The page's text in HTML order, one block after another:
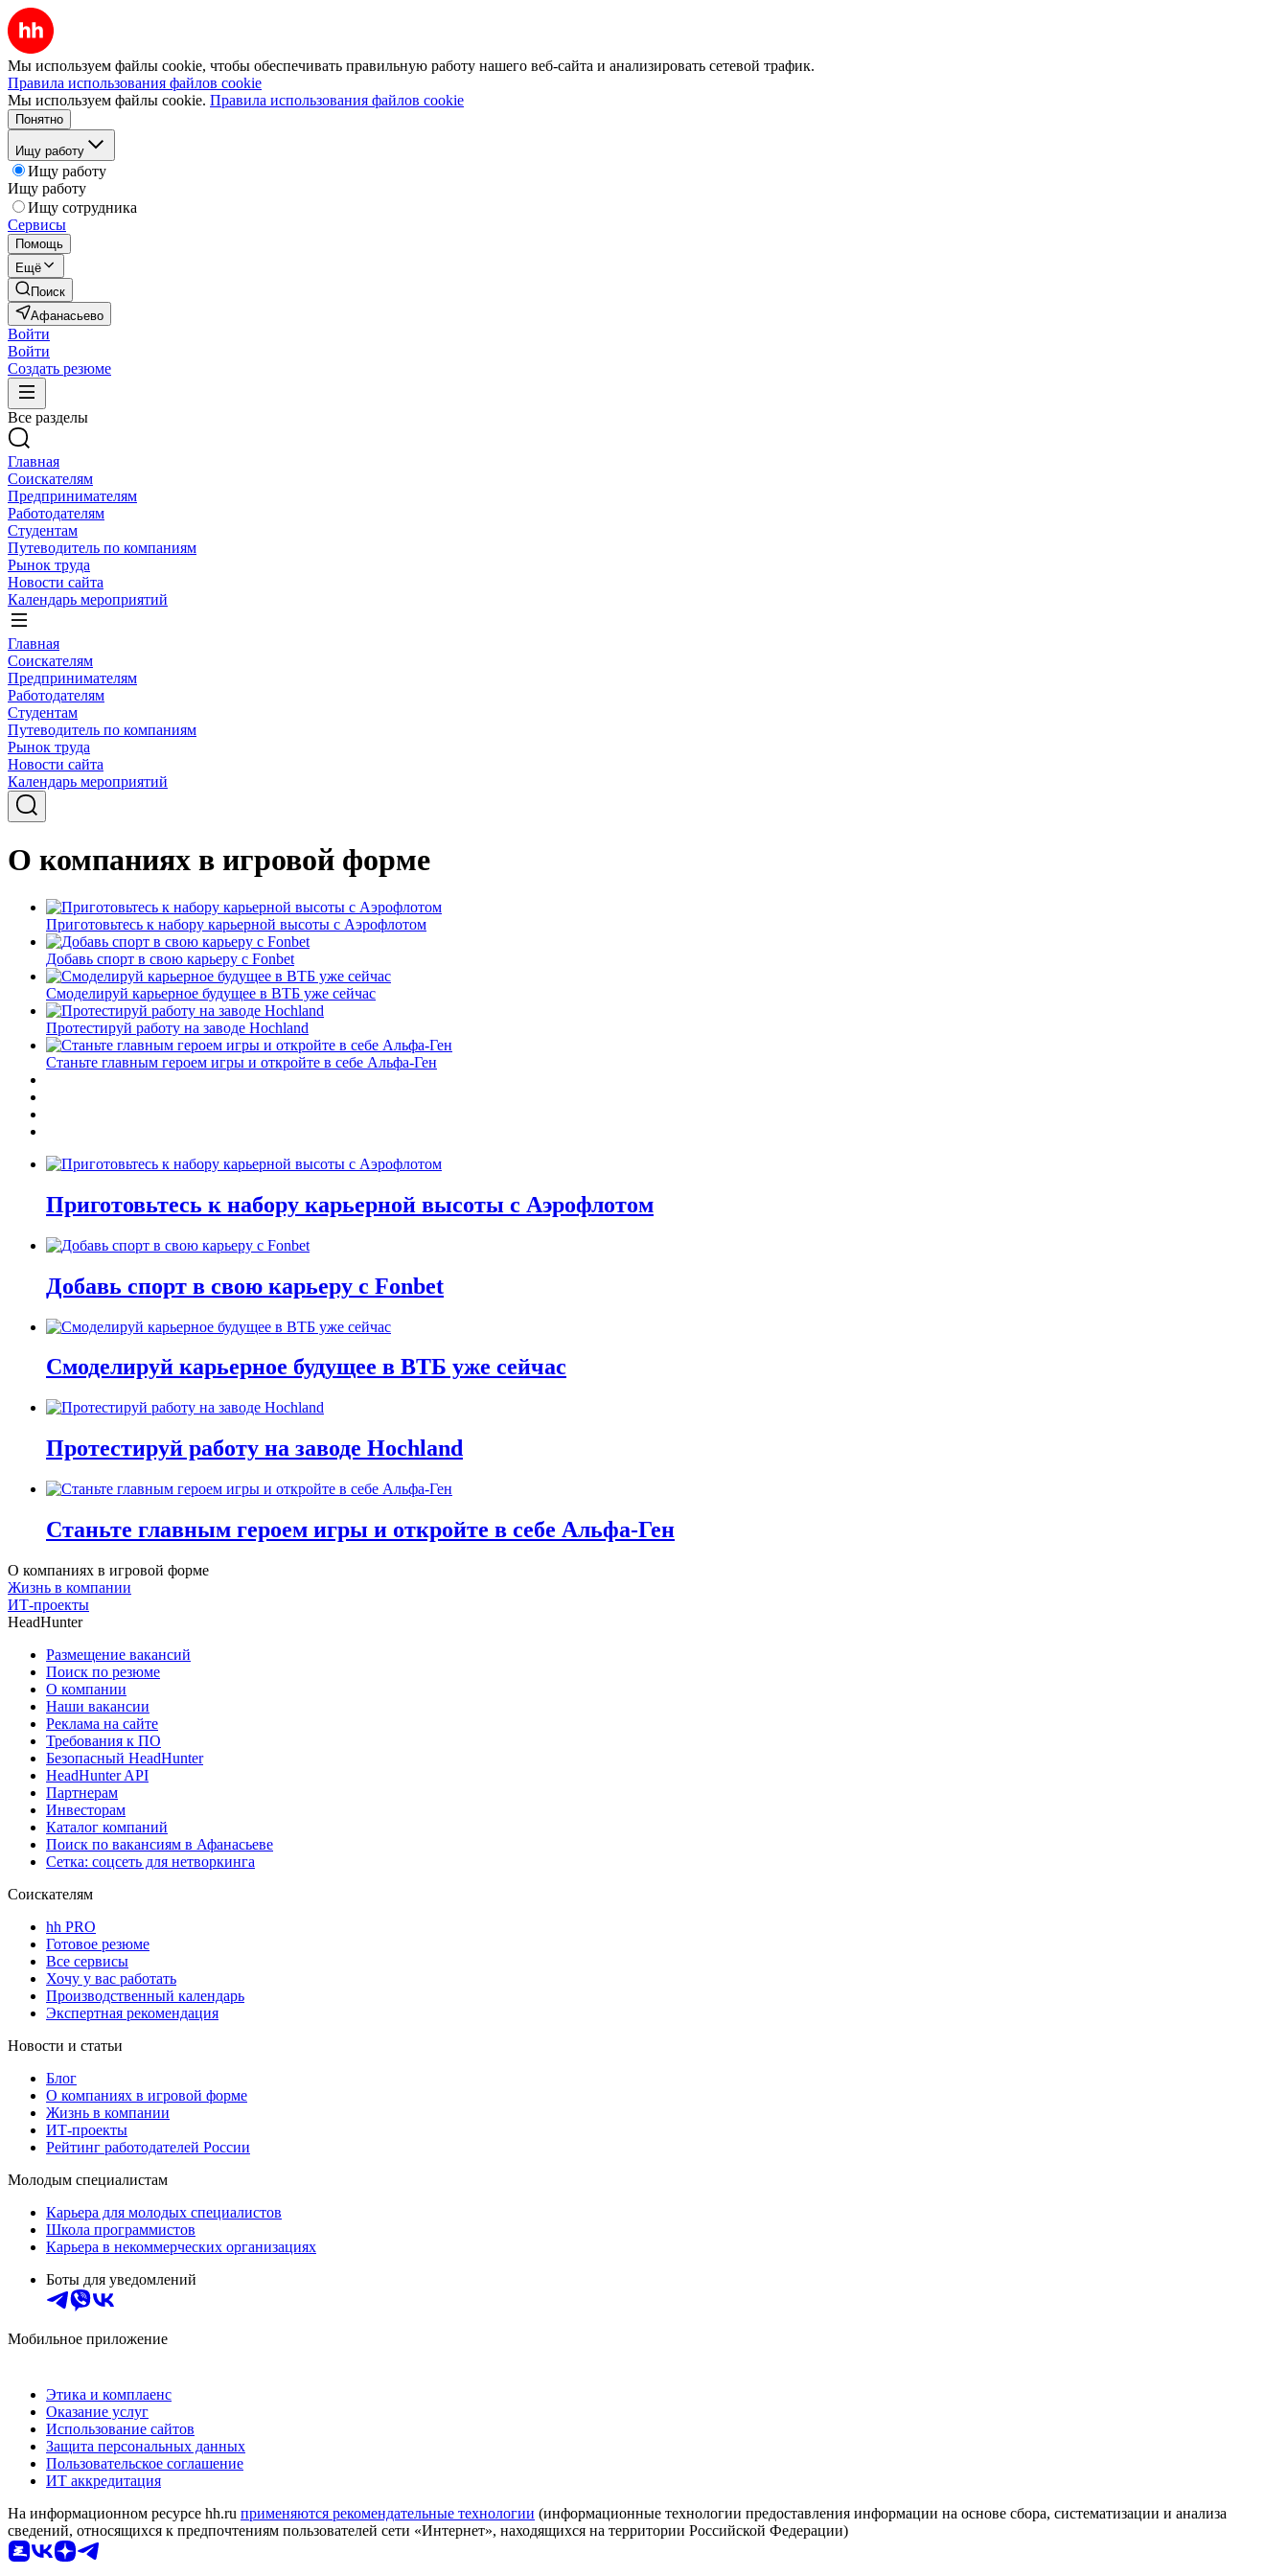
Мы используем файлы cookie, чтобы обеспечивать правильную работу нашего веб-сайта и анализировать сетевой трафик.
Правила использования файлов cookie
Мы используем файлы cookie. Правила использования файлов cookie
Понятно
Ищу работу
Ищу работу
Ищу работу
Ищу сотрудника
Сервисы
Помощь
Ещё
Поиск
Афанасьево
Войти
Войти
Создать резюме
Все разделы
Главная
Соискателям
Предпринимателям
Работодателям
Студентам
Путеводитель по компаниям
Рынок труда
Новости сайта
Календарь мероприятий
Главная
Соискателям
Предпринимателям
Работодателям
Студентам
Путеводитель по компаниям
Рынок труда
Новости сайта
Календарь мероприятий
О компаниях в игровой форме
Приготовьтесь к набору карьерной высоты с Аэрофлотом
Добавь спорт в свою карьеру с Fonbet
Смоделируй карьерное будущее в ВТБ уже сейчас
Протестируй работу на заводе Hochland
Станьте главным героем игры и откройте в себе Альфа-Ген
Приготовьтесь к набору карьерной высоты с Аэрофлотом
Добавь спорт в свою карьеру с Fonbet
Смоделируй карьерное будущее в ВТБ уже сейчас
Протестируй работу на заводе Hochland
Станьте главным героем игры и откройте в себе Альфа-Ген
О компаниях в игровой форме
Жизнь в компании
ИТ-проекты
HeadHunter
Размещение вакансий
Поиск по резюме
О компании
Наши вакансии
Реклама на сайте
Требования к ПО
Безопасный HeadHunter
HeadHunter API
Партнерам
Инвесторам
Каталог компаний
Поиск по вакансиям в Афанасьеве
Сетка: соцсеть для нетворкинга
Соискателям
hh PRO
Готовое резюме
Все сервисы
Хочу у вас работать
Производственный календарь
Экспертная рекомендация
Новости и статьи
Блог
О компаниях в игровой форме
Жизнь в компании
ИТ-проекты
Рейтинг работодателей России
Молодым специалистам
Карьера для молодых специалистов
Школа программистов
Карьера в некоммерческих организациях
Боты для уведомлений
Мобильное приложение
Этика и комплаенс
Оказание услуг
Использование сайтов
Защита персональных данных
Пользовательское соглашение
ИТ аккредитация
На информационном ресурсе hh.ru применяются рекомендательные технологии (информационные технологии предоставления информации на основе сбора, систематизации и анализа
сведений, относящихся к предпочтениям пользователей сети «Интернет», находящихся на территории Российской Федерации)